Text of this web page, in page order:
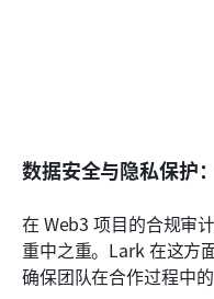
数据安全与隐私保护
在 Web3 项目的合规审
重中之重。Lark 在这方
确保团队在合作过程中的